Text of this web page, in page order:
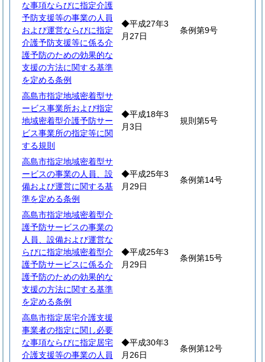
な事項ならびに指定介護
予防支援等の事業の人員
および運営ならびに指定
介護予防支援等に係る介
護予防のための効果的な
支援の方法に関する基準
を定める条例
◆平成27年3
月27日
条例第9号
高島市指定地域密着型サ
ービス事業所および指定
地域密着型介護予防サー
ビス事業所の指定等に関
する規則
◆平成18年3
月3日
規則第5号
高島市指定地域密着型サ
ービスの事業の人員、設
備および運営に関する基
準を定める条例
◆平成25年3
月29日
条例第14号
高島市指定地域密着型介
護予防サービスの事業の
人員、設備および運営な
らびに指定地域密着型介
護予防サービスに係る介
護予防のための効果的な
支援の方法に関する基準
を定める条例
◆平成25年3
月29日
条例第15号
高島市指定居宅介護支援
事業者の指定に関し必要
な事項ならびに指定居宅
介護支援等の事業の人員
◆平成30年3
月26日
条例第12号